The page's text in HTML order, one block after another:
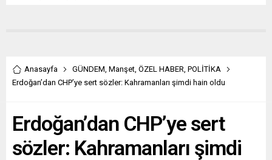
Anasayfa GÜNDEM, Manşet, ÖZEL HABER, POLİTİKA
Erdoğan’dan CHP’ye sert sözler: Kahramanları şimdi hain oldu
Erdoğan’dan CHP’ye sert
sözler: Kahramanları şimdi